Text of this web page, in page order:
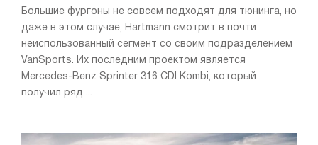
Большие фургоны не совсем подходят для тюнинга, но
даже в этом случае, Hartmann смотрит в почти
неиспользованный сегмент со своим подразделением
VanSports. Их последним проектом является
Mercedes-Benz Sprinter 316 CDI Kombi, который
получил ряд ...